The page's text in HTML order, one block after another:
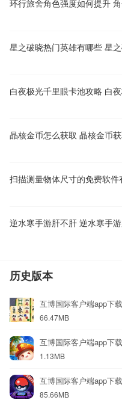
逆水寒手游肝不肝 逆水寒手
历史版本
互博国际客户端app下
66.47MB
互博国际客户端app下
1.13MB
互博国际客户端app下
85.66MB